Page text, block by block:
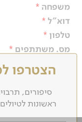
משפחה *
דוא"ל *
טלפון *
מס. משתתפים *
הצטרפו
סיפורים,
ראשונות